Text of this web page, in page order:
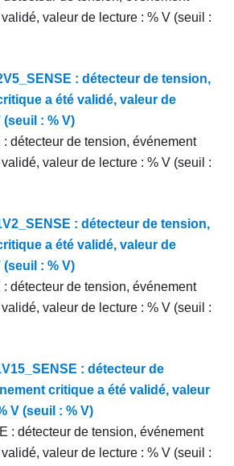
valeur de lecture : % V (seuil :
: détecteur de tension,
a été validé, valeur de
(seuil : % V)
détecteur de tension, événement
valeur de lecture : % V (seuil :
: détecteur de tension,
a été validé, valeur de
(seuil : % V)
détecteur de tension, événement
valeur de lecture : % V (seuil :
: détecteur de
critique a été validé, valeur
V (seuil : % V)
: détecteur de tension, événement
valeur de lecture : % V (seuil :